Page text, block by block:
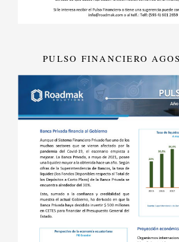
PULSO FINANCIERO